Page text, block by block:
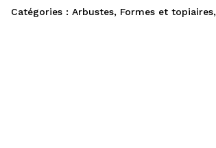
Catégories :Arbustes, Formes et topiaires,